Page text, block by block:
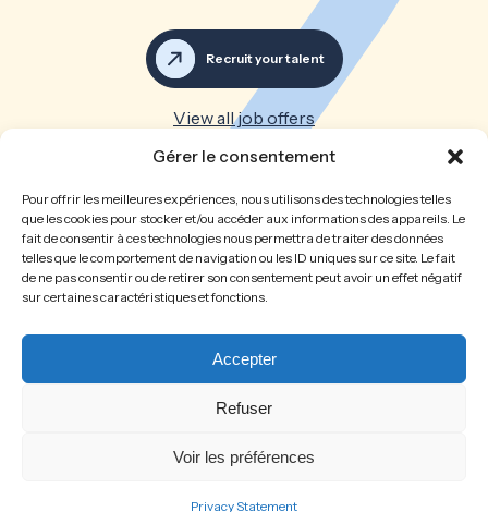
Gérer le consentement
Pour offrir les meilleures expériences, nous utilisons des technologies telles
que les cookies pour stocker et/ou accéder aux informations des appareils. Le
fait de consentir à ces technologies nous permettra de traiter des données
telles que le comportement de navigation ou les ID uniques sur ce site. Le fait
de ne pas consentir ou de retirer son consentement peut avoir un effet négatif
sur certaines caractéristiques et fonctions.
Accepter
Refuser
Voir les préférences
Privacy Statement
Recruit your talent
View all job offers
companies
Home
The firm
Recruitment
Job opportunities
Privacy Policy
Cookies policy
©2026 learn2fly-rh all rights reserved.
CreanoPhotos :Mathieu Munoz